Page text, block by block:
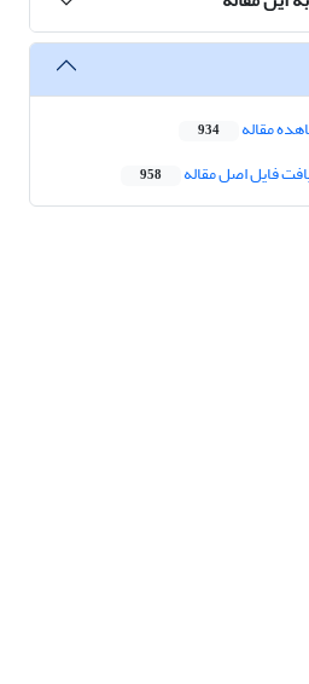
مقاله 934
فایل اصل مقاله 958